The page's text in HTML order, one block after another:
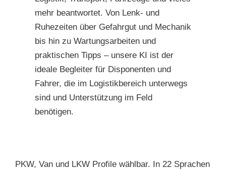
mehr beantwortet. Von Lenk- und
Ruhezeiten über Gefahrgut und Mechanik
bis hin zu Wartungsarbeiten und
praktischen Tipps – unsere KI ist der
ideale Begleiter für Disponenten und
Fahrer, die im Logistikbereich unterwegs
sind und Unterstützung im Feld
benötigen.
PKW, Van und LKW Profile wählbar. In 22 Sprachen